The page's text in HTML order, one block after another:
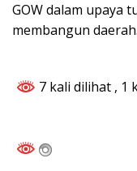
GOW dalam upaya
membangun
7 kali dilihat , 1